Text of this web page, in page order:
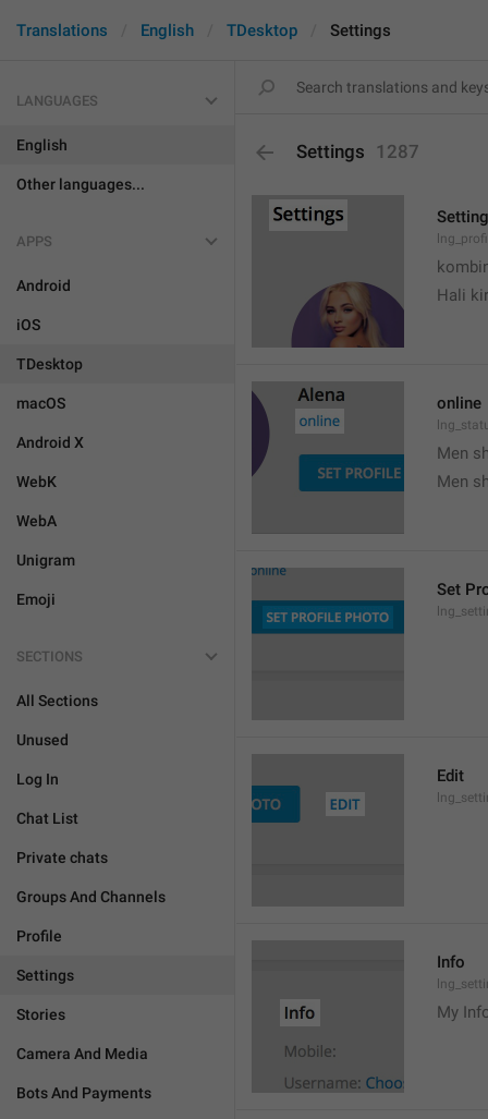
Translations English TDesktop Settings
LANGUAGES
English
Other languages...
APPS
Android
iOS
TDesktop
macOS
Android X
WebK
WebA
Unigram
Emoji
SECTIONS
All Sections
Unused
Log In
Chat List
Private chats
Groups And Channels
Profile
Settings
Stories
Camera And Media
Bots And Payments
Settings 1287
Hali
online
Men
Men
Set
Edit
Info
My